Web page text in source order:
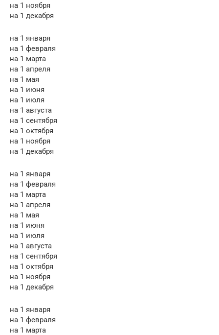
на 1 ноября
на 1 декабря
на 1 января
на 1 февраля
на 1 марта
на 1 апреля
на 1 мая
на 1 июня
на 1 июля
на 1 августа
на 1 сентября
на 1 октября
на 1 ноября
на 1 декабря
на 1 января
на 1 февраля
на 1 марта
на 1 апреля
на 1 мая
на 1 июня
на 1 июля
на 1 августа
на 1 сентября
на 1 октября
на 1 ноября
на 1 декабря
на 1 января
на 1 февраля
на 1 марта